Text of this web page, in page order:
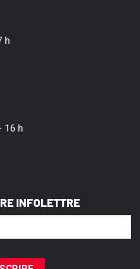
h
16 h
INFOLETTRE